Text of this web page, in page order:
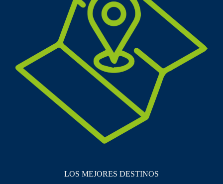
LOS MEJORES DESTINOS